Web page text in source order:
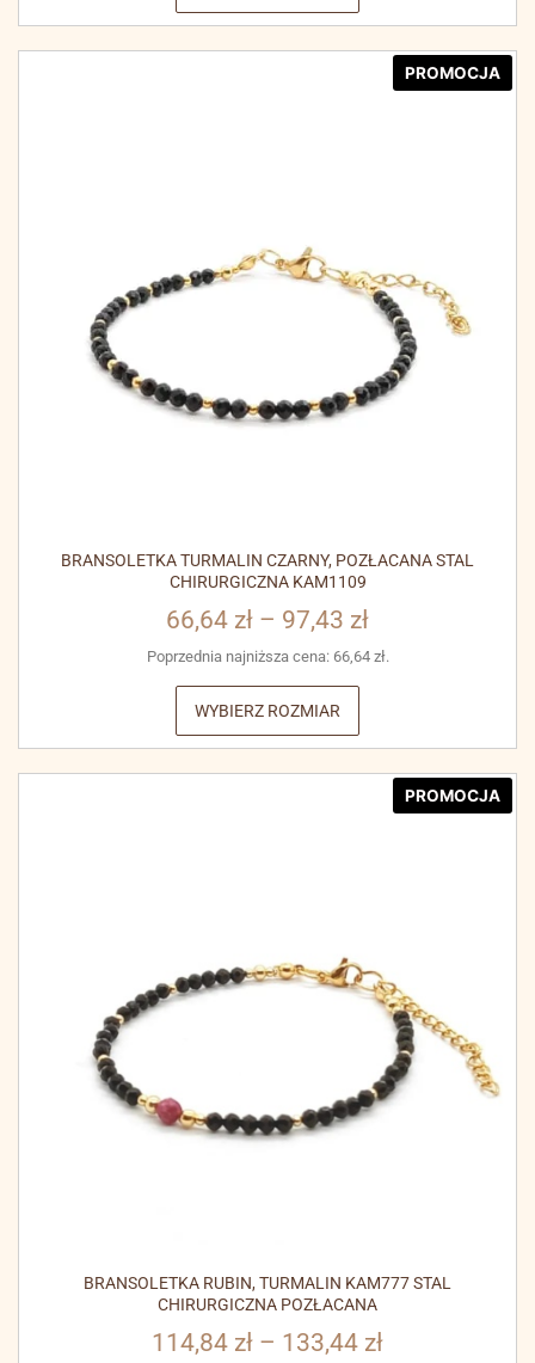
PROMOCJA
BRANSOLETKA TURMALIN CZARNY, POZŁACANA STAL
CHIRURGICZNA KAM1109
66,64 zł – 97,43 zł
Poprzednia najniższa cena: 66,64 zł.
WYBIERZ ROZMIAR
PROMOCJA
BRANSOLETKA RUBIN, TURMALIN KAM777 STAL
CHIRURGICZNA POZŁACANA
114,84 zł – 133,44 zł